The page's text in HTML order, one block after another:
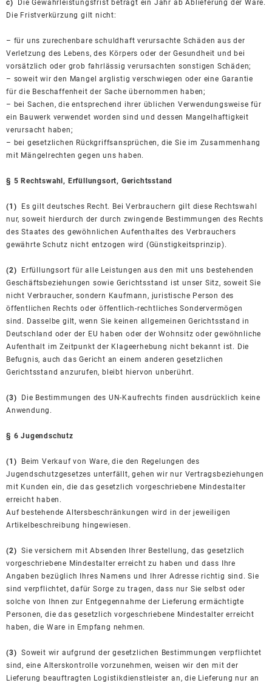
c)
Die Gewährleistungsfrist beträgt ein Jahr ab Ablieferung der Ware.
Die Fristverkürzung gilt nicht:
– für uns zurechenbare schuldhaft verursachte Schäden aus der
Verletzung des Lebens, des Körpers oder der Gesundheit und bei
vorsätzlich oder grob fahrlässig verursachten sonstigen Schäden;
– soweit wir den Mangel arglistig verschwiegen oder eine Garantie
für die Beschaffenheit der Sache übernommen haben;
– bei Sachen, die entsprechend ihrer üblichen Verwendungsweise für
ein Bauwerk verwendet worden sind und dessen Mangelhaftigkeit
verursacht haben;
– bei gesetzlichen Rückgriffsansprüchen, die Sie im Zusammenhang
mit Mängelrechten gegen uns haben.
§ 5 Rechtswahl, Erfüllungsort, Gerichtsstand
(1)
Es gilt deutsches Recht. Bei Verbrauchern gilt diese Rechtswahl
nur, soweit hierdurch der durch zwingende Bestimmungen des Rechts
des Staates des gewöhnlichen Aufenthaltes des Verbrauchers
gewährte Schutz nicht entzogen wird (Günstigkeitsprinzip).
(2) Erfüllungsort für alle Leistungen aus den mit uns bestehenden
Geschäftsbeziehungen sowie Gerichtsstand ist unser Sitz, soweit Sie
nicht Verbraucher, sondern Kaufmann, juristische Person des
öffentlichen Rechts oder öffentlich-rechtliches Sondervermögen
sind. Dasselbe gilt, wenn Sie keinen allgemeinen Gerichtsstand in
Deutschland oder der EU haben oder der Wohnsitz oder gewöhnliche
Aufenthalt im Zeitpunkt der Klageerhebung nicht bekannt ist. Die
Befugnis, auch das Gericht an einem anderen gesetzlichen
Gerichtsstand anzurufen, bleibt hiervon unberührt.
(3) Die Bestimmungen des UN-Kaufrechts finden ausdrücklich keine
Anwendung.
§ 6 Jugendschutz
(1) Beim Verkauf von Ware, die den Regelungen des
Jugendschutzgesetzes unterfällt, gehen wir nur Vertragsbeziehungen
mit Kunden ein, die das gesetzlich vorgeschriebene Mindestalter
erreicht haben.
Auf bestehende Altersbeschränkungen wird in der jeweiligen
Artikelbeschreibung hingewiesen.
(2) Sie versichern mit Absenden Ihrer Bestellung, das gesetzlich
vorgeschriebene Mindestalter erreicht zu haben und dass Ihre
Angaben bezüglich Ihres Namens und Ihrer Adresse richtig sind. Sie
sind verpflichtet, dafür Sorge zu tragen, dass nur Sie selbst oder
solche von Ihnen zur Entgegennahme der Lieferung ermächtigte
Personen, die das gesetzlich vorgeschriebene Mindestalter erreicht
haben, die Ware in Empfang nehmen.
(3) Soweit wir aufgrund der gesetzlichen Bestimmungen verpflichtet
sind, eine Alterskontrolle vorzunehmen, weisen wir den mit der
Lieferung beauftragten Logistikdienstleister an, die Lieferung nur an